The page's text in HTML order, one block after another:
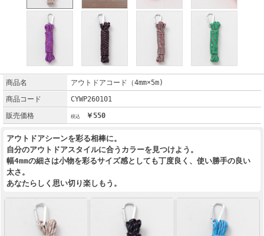
商品名
アウトドアコード（4mm×5m)
商品コード
CYWP260101
販売価格
￥550
アウトドアシーンを彩る相棒に。
自分のアウトドアスタイルに合うカラーを見つけよう。
幅4mmの細さは小物を彩るサイズ感としても丁度良く、使い勝手の良い
太さ。
あなたらしく思い切り楽しもう。